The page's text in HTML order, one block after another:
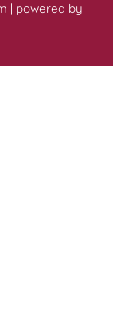
| powered by